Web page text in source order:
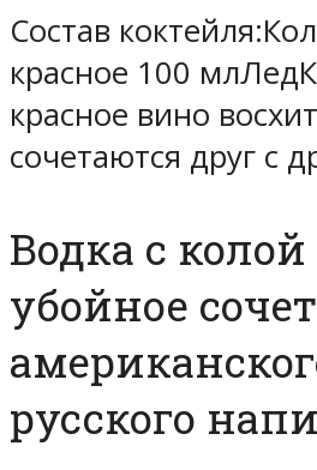
Состав
красное 100
красное вино
сочетаются друг с
Водка с
убойное
русского